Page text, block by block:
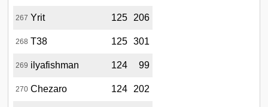
267 Yrit 125 206
268 Т38 125 301
269 ilyafishman 124 99
270 Chezaro 124 202